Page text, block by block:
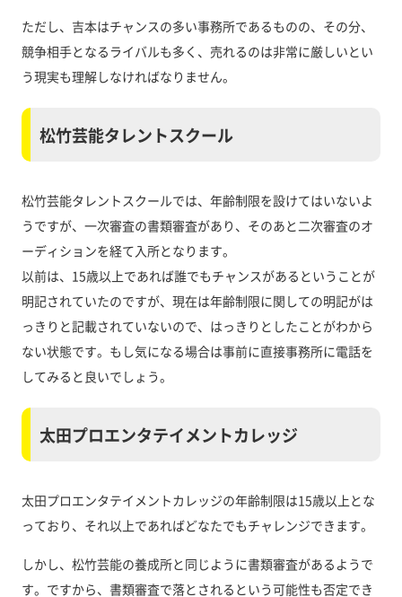
ただし、吉本はチャンスの多い事務所であるものの、その分、
競争相手となるライバルも多く、売れるのは非常に厳しいとい
う現実も理解しなければなりません。
松竹芸能タレントスクール
松竹芸能タレントスクールでは、年齢制限を設けてはいないよ
うですが、一次審査の書類審査があり、そのあと二次審査のオ
ーディションを経て入所となります。
以前は、15歳以上であれば誰でもチャンスがあるということが
明記されていたのですが、現在は年齢制限に関しての明記がは
っきりと記載されていないので、はっきりとしたことがわから
ない状態です。もし気になる場合は事前に直接事務所に電話を
してみると良いでしょう。
太田プロエンタテイメントカレッジ
太田プロエンタテイメントカレッジの年齢制限は15歳以上とな
っており、それ以上であればどなたでもチャレンジできます。
しかし、松竹芸能の養成所と同じように書類審査があるようで
す。ですから、書類審査で落とされるという可能性も否定でき